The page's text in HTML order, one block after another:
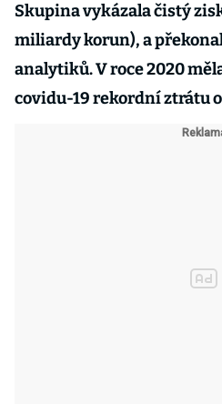
Skupina vykázala čistý
miliardy korun), a
analytiků. V roce 2020
covidu-19 rekordní ztrátu